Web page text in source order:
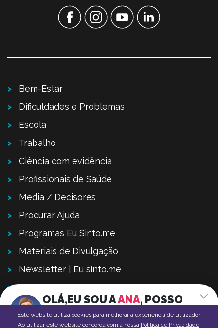
Bem-Estar
Dificuldades e Problemas
Escola
Trabalho
Ciência com evidência
Profissionais de Saúde
Media / Decisores
Procurar Ajuda
Programas Eu Sinto.me
Materiais de Divulgação
Newsletter | Eu sinto.me
Contactos
Sugestões – Ajude-nos a melhorar
Política de Privacidade
Este website utiliza cookies para melhorar a experiência de utilizador.
Ao utilizar este website concorda com a nossa Política de Privacidade.
OLÁ,EU SOU AANA, POSSO
AJUDAR-TE?
FALA COMIGO